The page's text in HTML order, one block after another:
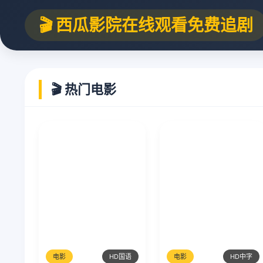
🎬 西瓜影院在线观看免费追剧
🎬 热门电影
电影 HD国语 电影 HD中字